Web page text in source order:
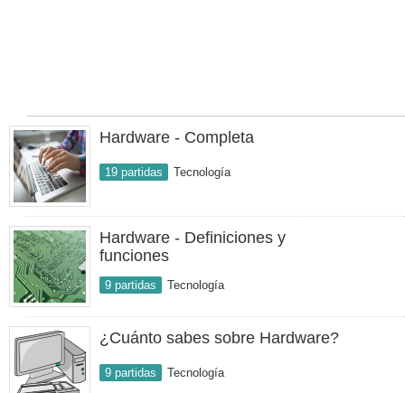
Hardware - Completa
19 partidas Tecnología
Hardware - Definiciones y
funciones
9 partidas Tecnología
¿Cuánto sabes sobre Hardware?
9 partidas Tecnología